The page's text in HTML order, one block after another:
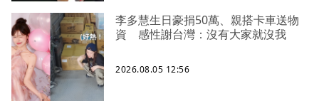
李多慧生日豪捐50萬、親搭卡車送物
資 感性謝台灣：沒有大家就沒我
2026.08.05 12:56